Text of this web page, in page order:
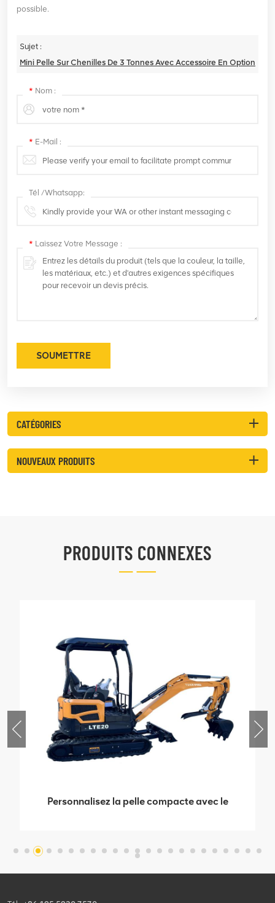
possible.
Sujet :
Mini Pelle Sur Chenilles De 3 Tonnes Avec Accessoire En Option
* Nom :
* E-Mail :
Tél /Whatsapp:
* Laissez Votre Message :
SOUMETTRE
CATÉGORIES
NOUVEAUX PRODUITS
PRODUITS CONNEXES
Personnalisez la pelle compacte avec le